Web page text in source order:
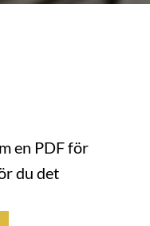
en PDF för
du det